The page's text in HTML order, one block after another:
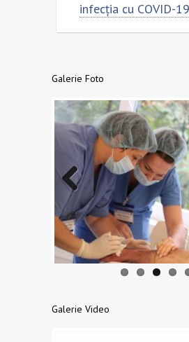
infecția cu COVID-19
Galerie Foto
Previo
us
Galerie Video